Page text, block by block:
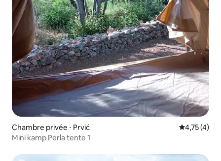
Chambre privée ⋅ Prvić Évaluation
4,75 (4)
Mini kamp Perla tente 1